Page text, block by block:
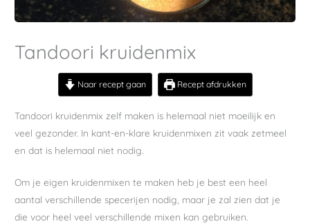
Tandoori kruidenmix
Naar recept gaan Recept afdrukken
Tandoori kruidenmix zelf maken is helemaal niet moeilijk en
veel gezonder. In kant-en-klare kruidenmixen zit vaak zetmeel
en dat is helemaal niet nodig.
Om je eigen kruidenmixen te maken heb je best een heel
aantal verschillende specerijen nodig, maar je zal zien dat je
die voor heel veel verschillende mixen kan gebruiken.